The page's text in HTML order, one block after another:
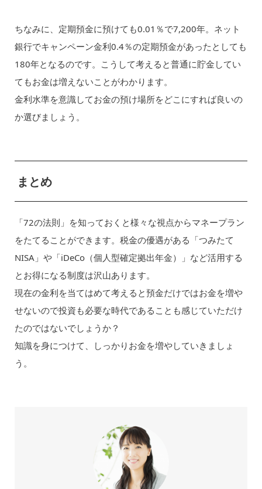
ちなみに、定期預金に預けても0.01％で7,200年。ネット
銀行でキャンペーン金利0.4％の定期預金があったとしても
180年となるのです。こうして考えると普通に貯金してい
てもお金は増えないことがわかります。
金利水準を意識してお金の預け場所をどこにすれば良いの
か選びましょう。
まとめ
「72の法則」を知っておくと様々な視点からマネープラン
をたてることができます。税金の優遇がある「つみたて
NISA」や「iDeCo（個人型確定拠出年金）」など活用する
とお得になる制度は沢山あります。
現在の金利を当てはめて考えると預金だけではお金を増や
せないので投資も必要な時代であることも感じていただけ
たのではないでしょうか？
知識を身につけて、しっかりお金を増やしていきましょ
う。